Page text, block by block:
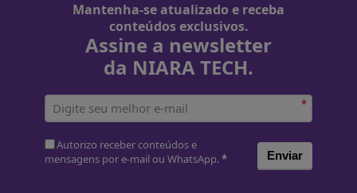
Mantenha-se atualizado e receba
conteúdos exclusivos.
Assine a newsletter
da NIARA TECH.
*
Autorizo receber conteúdos e
mensagens por e-mail ou WhatsApp.* Enviar